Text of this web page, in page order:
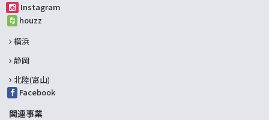
Instagram
houzz
横浜
静岡
北陸(富山)
Facebook
関連事業